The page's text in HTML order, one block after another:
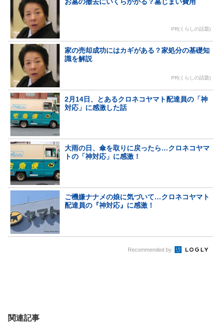
PR(くらしの話題)
家の売却成功にはカギがある？家処分の基礎知
識を解説
PR(くらしの話題)
2月14日、とあるクロネコヤマト配達員の「神
対応」に感激した話
大雨の日、傘を取りに戻ったら…クロネコヤマ
トの「神対応」に感激！
ご機嫌ナナメの娘に気づいて…クロネコヤマト
配達員の『神対応』に感激！
Recommended by
関連記事